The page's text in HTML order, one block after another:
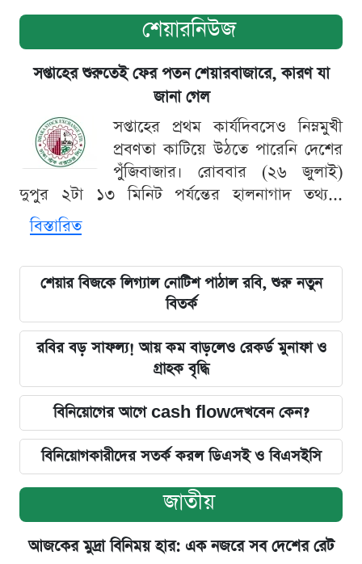
শেয়ারনিউজ
সপ্তাহের শুরুতেই ফের পতন শেয়ারবাজারে, কারণ যা
জানা গেল
সপ্তাহের প্রথম কার্যদিবসেও নিম্নমুখী
প্রবণতা কাটিয়ে উঠতে পারেনি দেশের
পুঁজিবাজার। রোববার (২৬ জুলাই)
দুপুর ২টা ১৩ মিনিট পর্যন্তের হালনাগাদ তথ্য...
বিস্তারিত
শেয়ার বিজকে লিগ্যাল নোটিশ পাঠাল রবি, শুরু নতুন
বিতর্ক
রবির বড় সাফল্য! আয় কম বাড়লেও রেকর্ড মুনাফা ও
গ্রাহক বৃদ্ধি
বিনিয়োগের আগে cash flowদেখবেন কেন?
বিনিয়োগকারীদের সতর্ক করল ডিএসই ও বিএসইসি
জাতীয়
আজকের মুদ্রা বিনিময় হার: এক নজরে সব দেশের রেট